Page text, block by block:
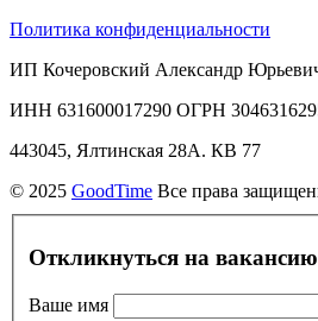
Политика конфиденциальности
ИП Кочеровский Александр
ИНН 631600017290 ОГРН
443045, Ялтинская 28А. КВ 77
© 2025 GoodTime Все права
Откликнуться на вакансию
Ваше имя